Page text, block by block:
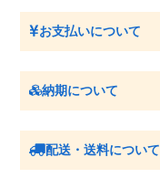
お支払いについて
納期について
配送・送料について